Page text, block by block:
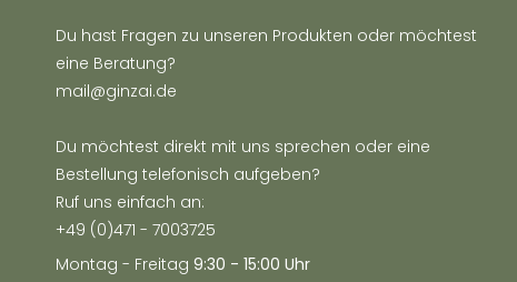
Du hast Fragen zu unseren Produkten oder möchtest
eine Beratung?
mail@ginzai.de
Du möchtest direkt mit uns sprechen oder eine
Bestellung telefonisch aufgeben?
Ruf uns einfach an:
+49 (0)471 - 7003725
Montag - Freitag 9:30 - 15:00 Uhr